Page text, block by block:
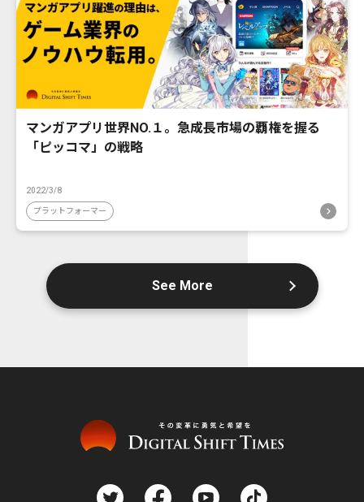
マンガアプリ世界NO.１。急成長市場の覇権を握る
「ピッコマ」の戦略
2022/3/8
プラットフォーマー
See More